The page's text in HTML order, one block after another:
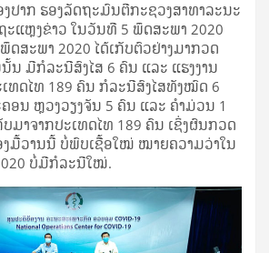
າກ ຮອງລັດຖະມົນຕີກະຊວງສາທາລະນະ
ະແຫຼງຂ່າວ ໃນວັນທີ 5 ພຶດສະພາ 2020
ດສະພາ 2020 ໄດ້ເກັບຕົວຢ່າງມາກວດ
ນ ມີກໍລະນີສົງໄສ 6 ຄົນ ແລະ ແຮງງານ
ທດໄທ 189 ຄົນ ກໍລະນີສົງໄສທັງໝົດ 6
ອນ ຫຼວງວຽງຈັນ 5 ຄົນ ແລະ ຄຳມ່ວນ 1
ມາຈາກປະເທດໄທ 189 ຄົນ ເຊິ່ງຜົນກວດ
ມື້ວານນີ້ ບໍ່ພົບເຊື້ອໃໝ່ ໝາຍຄວາມວ່າໃນ
ບໍ່ມີກໍລະນີໃໝ່.